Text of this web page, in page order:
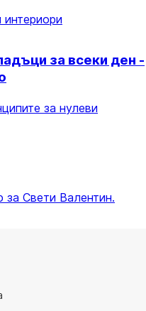
интериори
за всеки ден -
за нулеви
Свети Валентин.